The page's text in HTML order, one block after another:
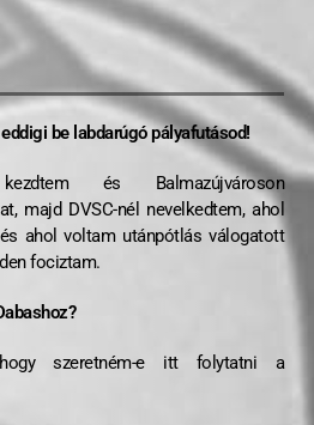
be labdarúgó pályafutásod!
kezdtem és Balmazújvároson
majd DVSC-nél nevelkedtem, ahol
ahol voltam utánpótlás válogatott
fociztam.
szeretném-e itt folytatni a